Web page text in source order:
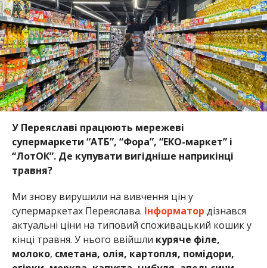
У Переяславі працюють мережеві
супермаркети “АТБ”, “Фора”, “ЕКО-маркет” і
“ЛотОК”. Де купувати вигідніше наприкінці
травня?
Ми знову вирушили на вивчення цін у
супермаркетах Переяслава. Інформатор дізнався
актуальні ціни на типовий споживацький кошик у
кінці травня. У нього ввійшли куряче філе,
молоко, сметана, олія, картопля, помідори,